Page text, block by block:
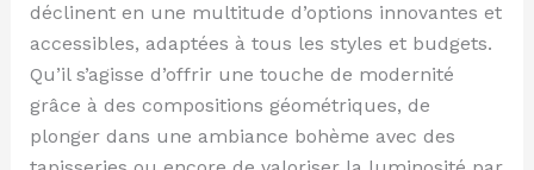
déclinent en une multitude d’options innovantes et
accessibles, adaptées à tous les styles et budgets.
Qu’il s’agisse d’offrir une touche de modernité
grâce à des compositions géométriques, de
plonger dans une ambiance bohème avec des